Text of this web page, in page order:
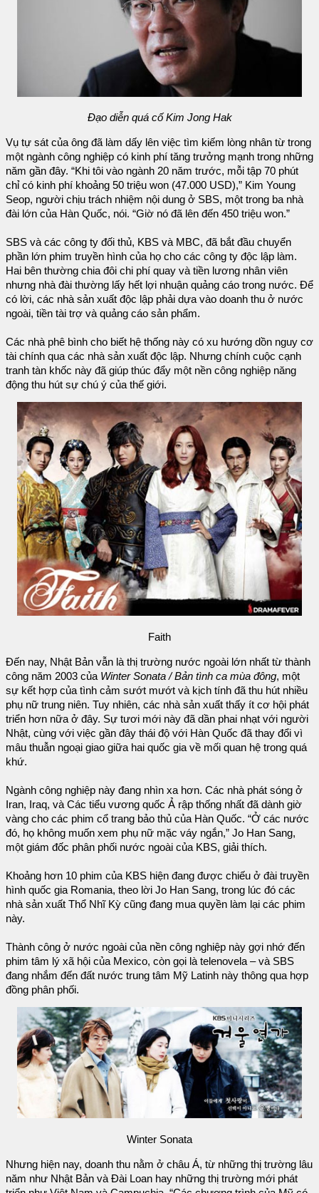
Đạo diễn quá cố Kim Jong Hak
Vụ tự sát của ông đã làm dấy lên việc tìm kiếm lòng nhân từ trong
một ngành công nghiệp có kinh phí tăng trưởng mạnh trong những
năm gần đây. “Khi tôi vào ngành 20 năm trước, mỗi tập 70 phút
chỉ có kinh phí khoảng 50 triệu won (47.000 USD),” Kim Young
Seop, người chịu trách nhiệm nội dung ở SBS, một trong ba nhà
đài lớn của Hàn Quốc, nói. “Giờ nó đã lên đến 450 triệu won.”
SBS và các công ty đối thủ, KBS và MBC, đã bắt đầu chuyển
phần lớn phim truyền hình của họ cho các công ty độc lập làm.
Hai bên thường chia đôi chi phí quay và tiền lương nhân viên
nhưng nhà đài thường lấy hết lợi nhuận quảng cáo trong nước. Để
có lời, các nhà sản xuất độc lập phải dựa vào doanh thu ở nước
ngoài, tiền tài trợ và quảng cáo sản phẩm.
Các nhà phê bình cho biết hệ thống này có xu hướng dồn nguy cơ
tài chính qua các nhà sản xuất độc lập. Nhưng chính cuộc cạnh
tranh tàn khốc này đã giúp thúc đẩy một nền công nghiệp năng
động thu hút sự chú ý của thế giới.
Faith
Đến nay, Nhật Bản vẫn là thị trường nước ngoài lớn nhất từ thành
công năm 2003 của Winter Sonata / Bản tình ca mùa đông, một
sự kết hợp của tình cảm sướt mướt và kịch tính đã thu hút nhiều
phụ nữ trung niên. Tuy nhiên, các nhà sản xuất thấy ít cơ hội phát
triển hơn nữa ở đây. Sự tươi mới này đã dần phai nhạt với người
Nhật, cùng với việc gần đây thái độ với Hàn Quốc đã thay đổi vì
mâu thuẫn ngoại giao giữa hai quốc gia về mối quan hệ trong quá
khứ.
Ngành công nghiệp này đang nhìn xa hơn. Các nhà phát sóng ở
Iran, Iraq, và Các tiểu vương quốc Ả rập thống nhất đã dành giờ
vàng cho các phim cổ trang bảo thủ của Hàn Quốc. “Ở các nước
đó, họ không muốn xem phụ nữ mặc váy ngắn,” Jo Han Sang,
một giám đốc phân phối nước ngoài của KBS, giải thích.
Khoảng hơn 10 phim của KBS hiện đang được chiếu ở đài truyền
hình quốc gia Romania, theo lời Jo Han Sang, trong lúc đó các
nhà sản xuất Thổ Nhĩ Kỳ cũng đang mua quyền làm lại các phim
này.
Thành công ở nước ngoài của nền công nghiệp này gợi nhớ đến
phim tâm lý xã hội của Mexico, còn gọi là telenovela – và SBS
đang nhắm đến đất nước trung tâm Mỹ Latinh này thông qua hợp
đồng phân phối.
Winter Sonata
Nhưng hiện nay, doanh thu nằm ở châu Á, từ những thị trường lâu
năm như Nhật Bản và Đài Loan hay những thị trường mới phát